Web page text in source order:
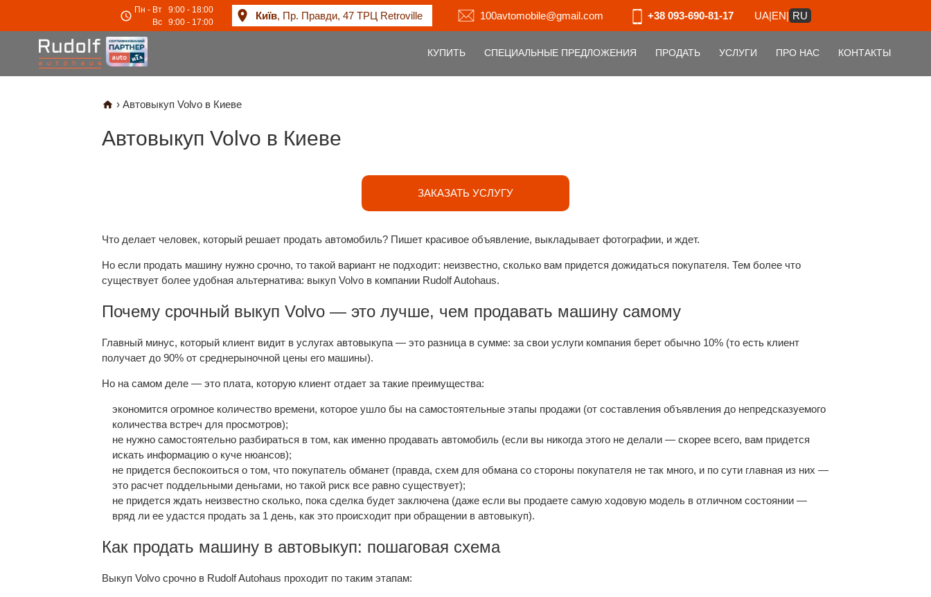
Пн - Вт
9:00 - 18:00
Вс
9:00 - 17:00
Київ, Пр. Правди, 47 ТРЦ Retroville 100avtomobile@gmail.com +38 093-690-81-17 UA|EN| RU
КУПИТЬ СПЕЦИАЛЬНЫЕ ПРЕДЛОЖЕНИЯ ПРОДАТЬ УСЛУГИ ПРО НАС КОНТАКТЫ
› Автовыкуп Volvo в Киеве
Автовыкуп Volvo в Киеве
ЗАКАЗАТЬ УСЛУГУ
Что делает человек, который решает продать автомобиль? Пишет красивое объявление, выкладывает фотографии, и ждет.
Но если продать машину нужно срочно, то такой вариант не подходит: неизвестно, сколько вам придется дожидаться покупателя. Тем более что
существует более удобная альтернатива: выкуп Volvo в компании Rudolf Autohaus.
Почему срочный выкуп Volvo — это лучше, чем продавать машину самому
Главный минус, который клиент видит в услугах автовыкупа — это разница в сумме: за свои услуги компания берет обычно 10% (то есть клиент
получает до 90% от среднерыночной цены его машины).
Но на самом деле — это плата, которую клиент отдает за такие преимущества:
экономится огромное количество времени, которое ушло бы на самостоятельные этапы продажи (от составления объявления до непредсказуемого
количества встреч для просмотров);
не нужно самостоятельно разбираться в том, как именно продавать автомобиль (если вы никогда этого не делали — скорее всего, вам придется
искать информацию о куче нюансов);
не придется беспокоиться о том, что покупатель обманет (правда, схем для обмана со стороны покупателя не так много, и по сути главная из них —
это расчет поддельными деньгами, но такой риск все равно существует);
не придется ждать неизвестно сколько, пока сделка будет заключена (даже если вы продаете самую ходовую модель в отличном состоянии —
вряд ли ее удастся продать за 1 день, как это происходит при обращении в автовыкуп).
Как продать машину в автовыкуп: пошаговая схема
Выкуп Volvo срочно в Rudolf Autohaus проходит по таким этапам: